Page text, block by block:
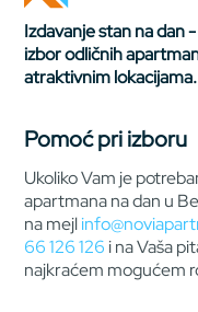
Izdavanje stan na dan
izbor odličnih
atraktivnim lokacijama.
Pomoć pri izboru
Ukoliko Vam je
apartmana na dan u
na mejl
66 126 126 i na Vaša
najkraćem mogućem